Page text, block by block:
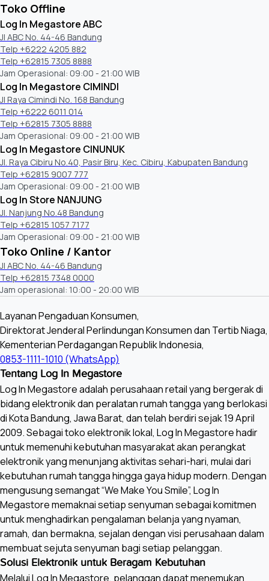
Toko Offline
Log In Megastore ABC
Jl ABC No. 44-46 Bandung
Telp +6222 4205 882
Telp +62815 7305 8888
Jam Operasional: 09:00 - 21:00 WIB
Log In Megastore CIMINDI
Jl Raya Cimindi No. 168 Bandung
Telp +6222 6011 014
Telp +62815 7305 8888
Jam Operasional: 09:00 - 21:00 WIB
Log In Megastore CINUNUK
Jl. Raya Cibiru No.40, Pasir Biru, Kec. Cibiru, Kabupaten Bandung
Telp +62815 9007 777
Jam Operasional: 09:00 - 21:00 WIB
Log In Store NANJUNG
Jl. Nanjung No.48 Bandung
Telp +62815 1057 7177
Jam Operasional: 09:00 - 21:00 WIB
Toko Online / Kantor
Jl ABC No. 44-46 Bandung
Telp +62815 7348 0000
Jam operasional: 10:00 - 20:00 WIB
Layanan Pengaduan Konsumen,
Direktorat Jenderal Perlindungan Konsumen dan Tertib Niaga,
Kementerian Perdagangan Republik Indonesia,
0853-1111-1010 (WhatsApp)
Tentang Log In Megastore
Log In Megastore adalah perusahaan retail yang bergerak di
bidang elektronik dan peralatan rumah tangga yang berlokasi
di Kota Bandung, Jawa Barat, dan telah berdiri sejak 19 April
2009. Sebagai toko elektronik lokal, Log In Megastore hadir
untuk memenuhi kebutuhan masyarakat akan perangkat
elektronik yang menunjang aktivitas sehari-hari, mulai dari
kebutuhan rumah tangga hingga gaya hidup modern. Dengan
mengusung semangat “We Make You Smile”, Log In
Megastore memaknai setiap senyuman sebagai komitmen
untuk menghadirkan pengalaman belanja yang nyaman,
ramah, dan bermakna, sejalan dengan visi perusahaan dalam
membuat sejuta senyuman bagi setiap pelanggan.
Solusi Elektronik untuk Beragam Kebutuhan
Melalui Log In Megastore, pelanggan dapat menemukan